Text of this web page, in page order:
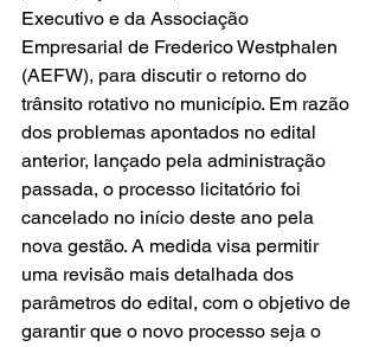
Executivo e da Associação
Empresarial de Frederico Westphalen
(AEFW), para discutir o retorno do
trânsito rotativo no município. Em razão
dos problemas apontados no edital
anterior, lançado pela administração
passada, o processo licitatório foi
cancelado no início deste ano pela
nova gestão. A medida visa permitir
uma revisão mais detalhada dos
parâmetros do edital, com o objetivo de
garantir que o novo processo seja o